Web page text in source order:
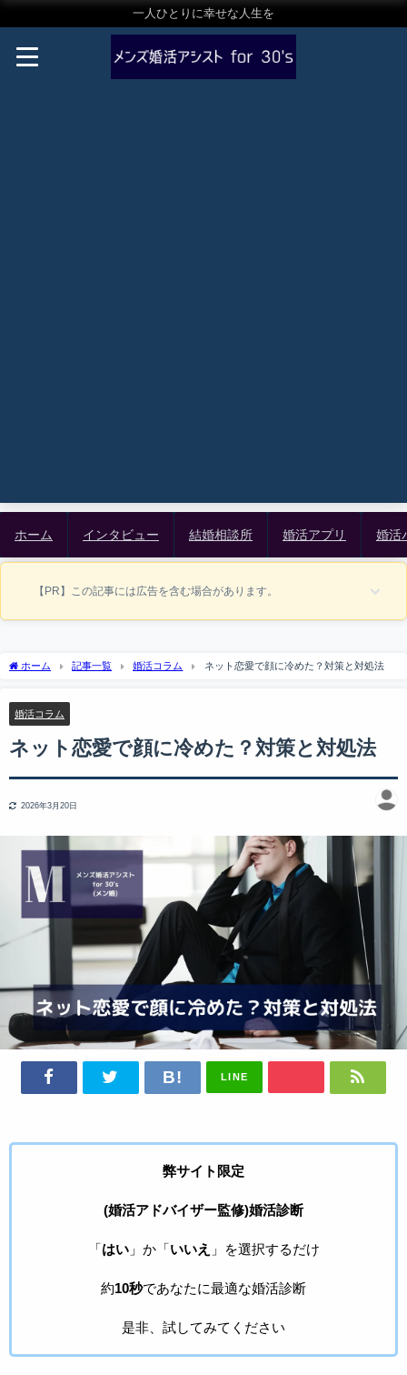
一人ひとりに幸せな人生を
ホーム インタビュー 結婚相談所 婚活アプリ 婚活
【PR】この記事には広告を含む場合があります。
ホーム 記事一覧 婚活コラム ネット恋愛で顔に冷めた？対策と対処法
婚活コラム
ネット恋愛で顔に冷めた？対策と対処法
2026年3月20日
LINE
弊サイト限定
(婚活アドバイザー監修)婚活診断
「はい」か「いいえ 」を選択するだけ
約10秒であなたに最適な婚活診断
是非、試してみてください